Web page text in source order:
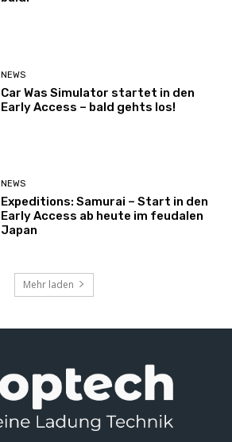
NEWS
Car Was Simulator startet in den
Early Access – bald gehts los!
NEWS
Expeditions: Samurai – Start in den
Early Access ab heute im feudalen
Japan
Mehr laden